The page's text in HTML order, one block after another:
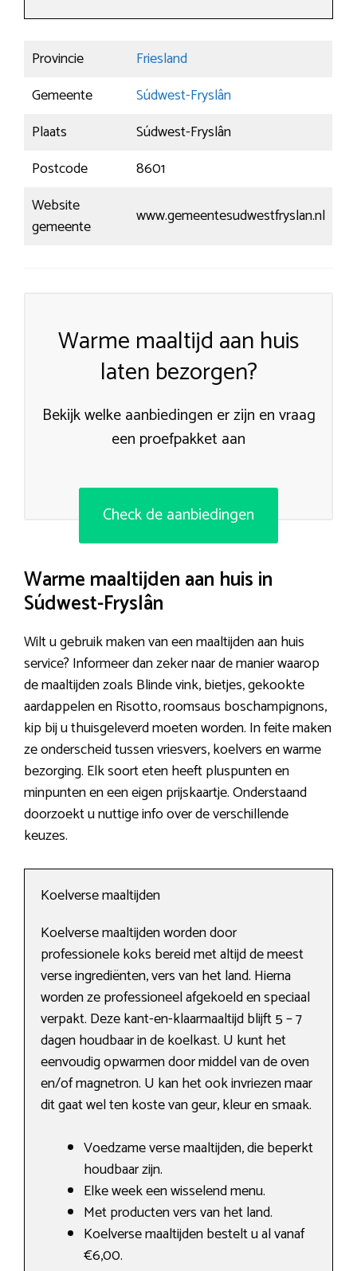
Provincie
Friesland
Gemeente
Súdwest-Fryslân
Plaats
Súdwest-Fryslân
Postcode
8601
Website
gemeente
www.gemeentesudwestfryslan.nl
Warme maaltijd aan huis
laten bezorgen?
Bekijk welke aanbiedingen er zijn en vraag
een proefpakket aan
Check de aanbiedingen
Warme maaltijden aan huis in
Súdwest-Fryslân
Wilt u gebruik maken van een maaltijden aan huis
service? Informeer dan zeker naar de manier waarop
de maaltijden zoals Blinde vink, bietjes, gekookte
aardappelen en Risotto, roomsaus boschampignons,
kip bij u thuisgeleverd moeten worden. In feite maken
ze onderscheid tussen vriesvers, koelvers en warme
bezorging. Elk soort eten heeft pluspunten en
minpunten en een eigen prijskaartje. Onderstaand
doorzoekt u nuttige info over de verschillende
keuzes.
Koelverse maaltijden
Koelverse maaltijden worden door
professionele koks bereid met altijd de meest
verse ingrediënten, vers van het land. Hierna
worden ze professioneel afgekoeld en speciaal
verpakt. Deze kant-en-klaarmaaltijd blijft 5 – 7
dagen houdbaar in de koelkast. U kunt het
eenvoudig opwarmen door middel van de oven
en/of magnetron. U kan het ook invriezen maar
dit gaat wel ten koste van geur, kleur en smaak.
Voedzame verse maaltijden, die beperkt
houdbaar zijn.
Elke week een wisselend menu.
Met producten vers van het land.
Koelverse maaltijden bestelt u al vanaf
€6,00.